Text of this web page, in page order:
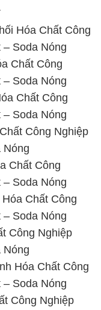
Hóa Chất Công
Soda Nóng
Chất Công
Soda Nóng
Chất Công
Soda Nóng
Công Nghiệp
Nóng
Chất Công
Soda Nóng
Chất Công
Soda Nóng
Công Nghiệp
Nóng
Hóa Chất Công
Soda Nóng
Công Nghiệp